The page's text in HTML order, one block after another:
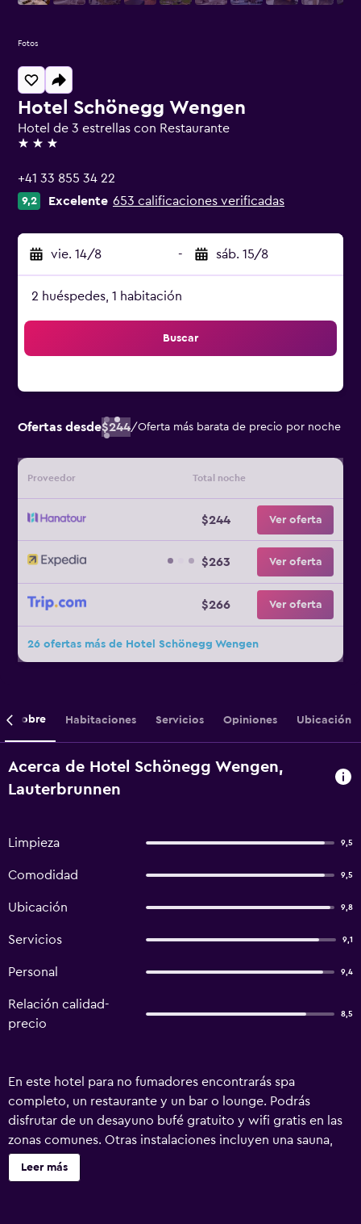
Hotel Schönegg Wengen
Hotel de 3 estrellas con Restaurante
3 estrellas
+41 33 855 34 22
9,2 Excelente 653 calificaciones verificadas
vie. 14/8 - sáb. 15/8
2 huéspedes, 1 habitación
Buscar
Ofertas desde$244/Oferta más barata de precio por noche
Proveedor Total noche
$244 Ver oferta
$263 Ver oferta
$266 Ver oferta
26 ofertas más de Hotel Schönegg Wengen
Fotos
Sobre Habitaciones Servicios Opiniones Ubicación
Acerca de Hotel Schönegg Wengen,
Lauterbrunnen
Limpieza 9,5
Comodidad 9,5
Ubicación 9,8
Servicios 9,1
Personal 9,4
Relación calidad-
precio
8,5
En este hotel para no fumadores encontrarás spa
completo, un restaurante y un bar o lounge. Podrás
disfrutar de un desayuno bufé gratuito y wifi gratis en las
zonas comunes. Otras instalaciones incluyen una sauna,
servicios de spa y servicios de conserjería. Hotel
Schönegg Wengen ofrece 20 alojamientos con caja fuerte
Leer más